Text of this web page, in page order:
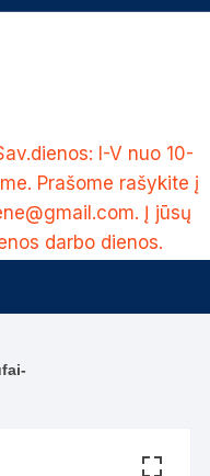
I-V nuo 10-
Prašome rašykite į
Į jūsų
darbo dienos.